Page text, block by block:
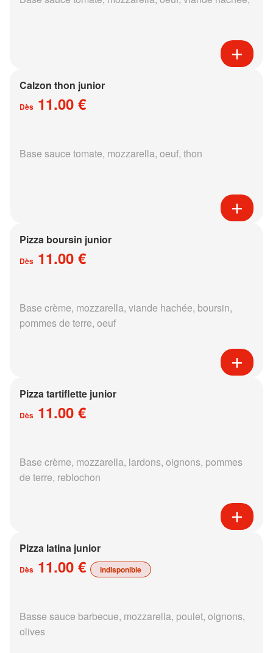
Calzon thon junior
Dès 11.00 €
Base sauce tomate, mozzarella, oeuf, thon
Pizza boursin junior
Dès 11.00 €
Base crème, mozzarella, viande hachée, boursin,
pommes de terre, oeuf
Pizza tartiflette junior
Dès 11.00 €
Base crème, mozzarella, lardons, oignons, pommes
de terre, reblochon
Pizza latina junior
Dès 11.00 € indisponible
Basse sauce barbecue, mozzarella, poulet, oignons,
olives